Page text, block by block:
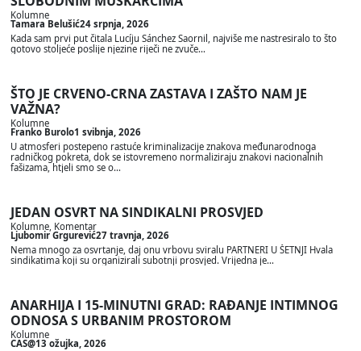
Kolumne
Tamara Belušić24 srpnja, 2026
Kada sam prvi put čitala Lucíju Sánchez Saornil, najviše me nastresiralo to što
gotovo stoljeće poslije njezine riječi ne zvuče…
ŠTO JE CRVENO-CRNA ZASTAVA I ZAŠTO NAM JE
VAŽNA?
Kolumne
Franko Burolo1 svibnja, 2026
U atmosferi postepeno rastuće kriminalizacije znakova međunarodnoga
radničkog pokreta, dok se istovremeno normaliziraju znakovi nacionalnih
fašizama, htjeli smo se o…
JEDAN OSVRT NA SINDIKALNI PROSVJED
Kolumne, Komentar
Ljubomir Grgurević27 travnja, 2026
Nema mnogo za osvrtanje, daj onu vrbovu sviralu PARTNERI U ŠETNJI Hvala
sindikatima koji su organizirali subotnji prosvjed. Vrijedna je…
ANARHIJA I 15-MINUTNI GRAD: RAĐANJE INTIMNOG
ODNOSA S URBANIM PROSTOROM
Kolumne
CAS@13 ožujka, 2026